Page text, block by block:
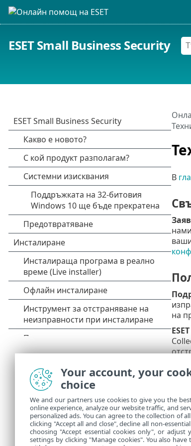
ESET Small Business Security
В
на
Your account, your
choice
We and our partners use cookies to give you the
online experience, analyze our website traffic, and
personalized ads. You can agree to the collection of
clicking "Accept all and close", decline all non-
choosing "Accept essential cookies only", or adjust
settings by clicking "Manage cookies". You also